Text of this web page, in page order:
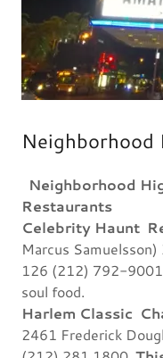
Neighborhood
Neighborhood
Restaurants
Celebrity Haunt
Marcus
126 (212) 792-9001
soul food.
Harlem Classic
2461 Frederick